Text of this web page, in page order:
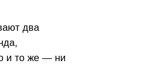
два
и то же — ни